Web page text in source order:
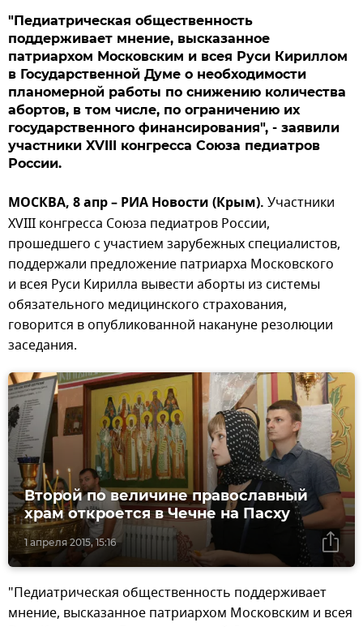
"Педиатрическая общественность
поддерживает мнение, высказанное
патриархом Московским и всея Руси Кириллом
в Государственной Думе о необходимости
планомерной работы по снижению количества
абортов, в том числе, по ограничению их
государственного финансирования", - заявили
участники XVIII конгресса Союза педиатров
России.
МОСКВА, 8 апр – РИА Новости (Крым). Участники
XVIII конгресса Союза педиатров России,
прошедшего с участием зарубежных специалистов,
поддержали предложение патриарха Московского
и всея Руси Кирилла вывести аборты из системы
обязательного медицинского страхования,
говорится в опубликованной накануне резолюции
заседания.
1 апреля 2015, 15:16
Второй по величине православный
храм откроется в Чечне на Пасху
"Педиатрическая общественность поддерживает
мнение, высказанное патриархом Московским и всея